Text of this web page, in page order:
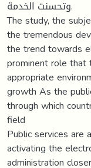
وتحسنت الخدمة.
The study, the
the tremendous
the trend towards
prominent role that
appropriate
growth As the
through which
field
Public services are
activating the
administration